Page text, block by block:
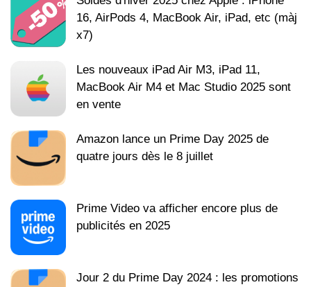
16, AirPods 4, MacBook Air, iPad, etc (màj
x7)
Les nouveaux iPad Air M3, iPad 11,
MacBook Air M4 et Mac Studio 2025 sont
en vente
Amazon lance un Prime Day 2025 de
quatre jours dès le 8 juillet
Prime Video va afficher encore plus de
publicités en 2025
Jour 2 du Prime Day 2024 : les promotions